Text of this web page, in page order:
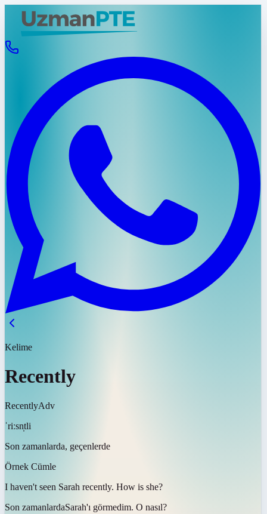
Kelime
Recently
RecentlyAdv
ˈriːsn̩tli
Son zamanlarda, geçenlerde
Örnek Cümle
I haven't seen Sarah recently. How is she?
Son zamanlardaSarah'ı görmedim. O nasıl?